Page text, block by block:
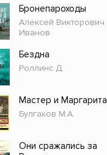
Детские книги
История
Разное
Прочие издания
Бронепароходы
Алексей Викторович
Иванов
Бездна
Роллинс Д.
Мастер и Маргарита
Булгаков М.А.
Они сражались за